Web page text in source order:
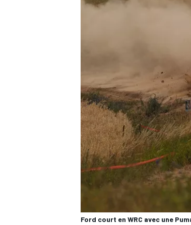
AUTRES CHAMPIONNATS
Ford court en WRC avec une